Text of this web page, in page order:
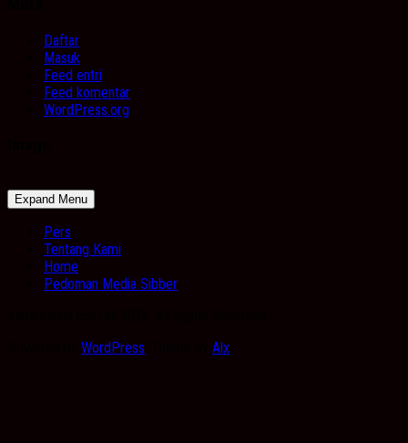
Daftar
Masuk
Feed entri
Feed komentar
WordPress.org
Expand Menu
Pers
Tentang Kami
Home
Pedoman Media Sibber
WordPress Alx